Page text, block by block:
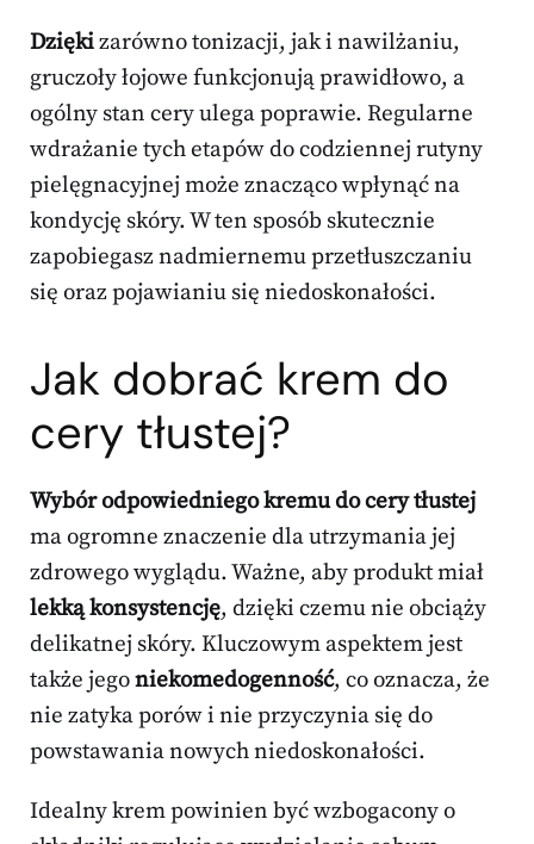
Dziękizarówno tonizacji, jak i nawilżaniu,
gruczoły łojowe funkcjonują prawidłowo, a
ogólny stan cery ulega poprawie. Regularne
wdrażanie tych etapów do codziennej rutyny
pielęgnacyjnej może znacząco wpłynąć na
kondycję skóry. W ten sposób skutecznie
zapobiegasz nadmiernemu przetłuszczaniu
się oraz pojawianiu się niedoskonałości.
Jak dobrać krem do
cery tłustej?
Wybór odpowiedniego kremu do cery tłustej
ma ogromne znaczenie dla utrzymania jej
zdrowego wyglądu. Ważne, aby produkt miał
lekką konsystencję, dzięki czemu nie obciąży
delikatnej skóry. Kluczowym aspektem jest
także jegoniekomedogenność, co oznacza, że
nie zatyka porów i nie przyczynia się do
powstawania nowych niedoskonałości.
Idealny krem powinien być wzbogacony o